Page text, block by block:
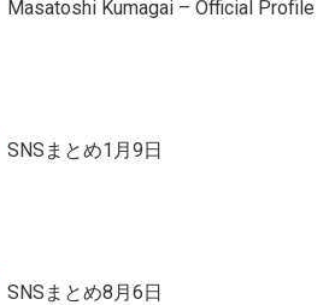
Masatoshi Kumagai – Official Profile
SNSまとめ1月9日
SNSまとめ8月6日